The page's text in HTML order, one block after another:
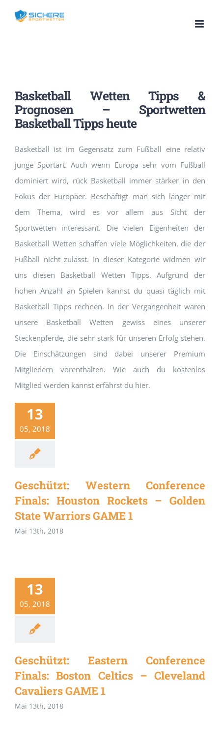
Inhalt
Basketball Wetten Tipps &
Prognosen – Sportwetten
Basketball Tipps heute
Basketball ist im Gegensatz zum Fußball eine relativ
junge Sportart. Auch wenn Europa sehr vom Fußball
dominiert wird, rück Basketball immer stärker in den
Fokus der Europäer. Beschäftigt man sich länger mit
dem Thema, wird es vor allem aus Sicht der
Sportwetten interessant. Die vielen Eigenheiten der
Basketball Wetten schaffen viele Möglichkeiten, die der
Fußball nicht zulässt. In dieser Kategorie widmen wir
uns diesen Basketball Wetten Tipps. Aufgrund der
hohen Anzahl an Spielen kannst du quasi täglich mit
Basketball Tipps rechnen. In der Vergangenheit waren
unsere Basketball Wetten gewiss eines unserer
Steckenpferde, die sehr stark für unseren Erfolg stehen.
Die Einschätzungen sind dabei unserer Premium
Mitgliedern vorenthalten. Wie auch du kostenlos
Mitglied werden kannst erfährst du hier.
13
05, 2018
Geschützt: Western Conference
Finals: Houston Rockets – Golden
State Warriors GAME 1
Mai 13th, 2018
13
05, 2018
Geschützt: Eastern Conference
Finals: Boston Celtics – Cleveland
Cavaliers GAME 1
Mai 13th, 2018